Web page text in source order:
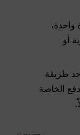
واحدة،
أو
طريقة
الخاصة